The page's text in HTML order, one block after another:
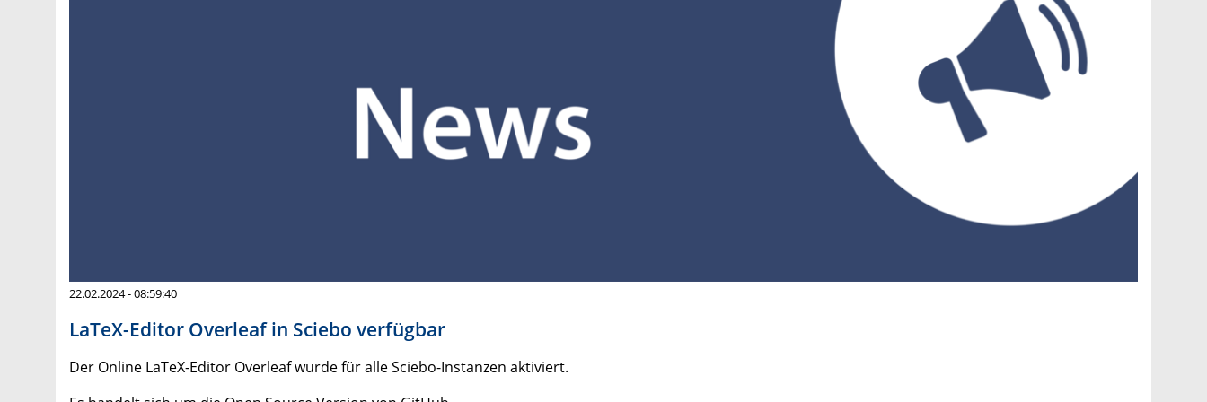
22.02.2024 - 08:59:40
LaTeX-Editor Overleaf in Sciebo verfügbar
Der Online LaTeX-Editor Overleaf wurde für alle Sciebo-Instanzen aktiviert.